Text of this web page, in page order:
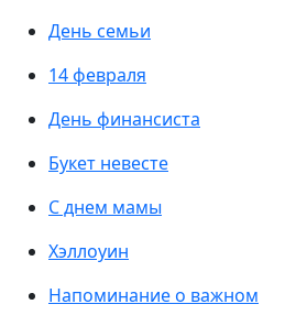
День семьи
14 февраля
День финансиста
Букет невесте
С днем мамы
Хэллоуин
Напоминание о важном